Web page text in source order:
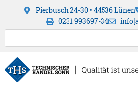
Pierbusch 24-30 • 44536 Lünen
0231 993697-34